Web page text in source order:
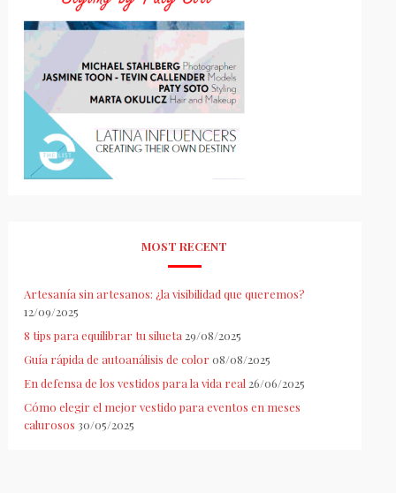
MOST RECENT
Artesanía sin artesanos: ¿la visibilidad que queremos?
12/09/2025
8 tips para equilibrar tu silueta 29/08/2025
Guía rápida de autoanálisis de color 08/08/2025
En defensa de los vestidos para la vida real 26/06/2025
Cómo elegir el mejor vestido para eventos en meses
calurosos 30/05/2025